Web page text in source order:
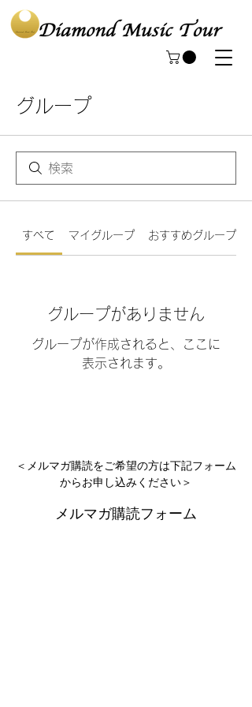
グループ
すべて マイグループ おすすめグループ
グループがありません
グループが作成されると、ここに
表示されます。
＜メルマガ購読をご希望の方は下記フォーム
からお申し込みください＞
メルマガ購読フォーム